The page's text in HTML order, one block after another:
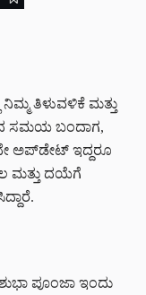
ತಿಳುವಳಿಕೆ ಮತ್ತು
ಸಮಯ ಬಂದಾಗ,
ಅಪ್‌ಡೇಟ್ ಇದ್ದರೂ
ಮತ್ತು ದಯೆಗೆ
ಪೂಂಜಾ ಇಂದು